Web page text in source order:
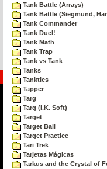
Tank Battle (Arrays)
Tank Battle (Siegmund,
Tank Commander
Tank Duel!
Tank Math
Tank Trap
Tank vs Tank
Tanks
Tanktics
Tapper
Targ
Targ (I.K. Soft)
Target
Target Ball
Target Practice
Tari Trek
Tarjetas Mágicas
Tarkus and the Crystal of